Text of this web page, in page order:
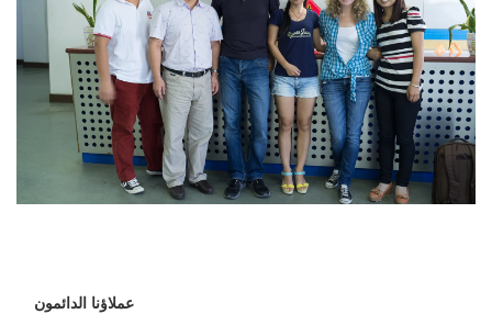
عملاؤنا الدائمون